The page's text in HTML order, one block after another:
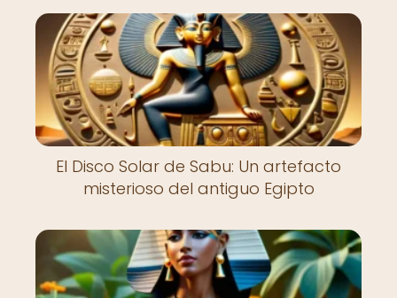
El Disco Solar de Sabu: Un artefacto
misterioso del antiguo Egipto